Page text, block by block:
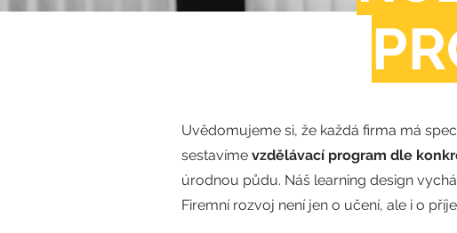
Uvědomujeme si, že každá firma má
sestavíme vzdělávací program dle
úrodnou půdu. Náš learning design
Firemní rozvoj není jen o učení, ale i o